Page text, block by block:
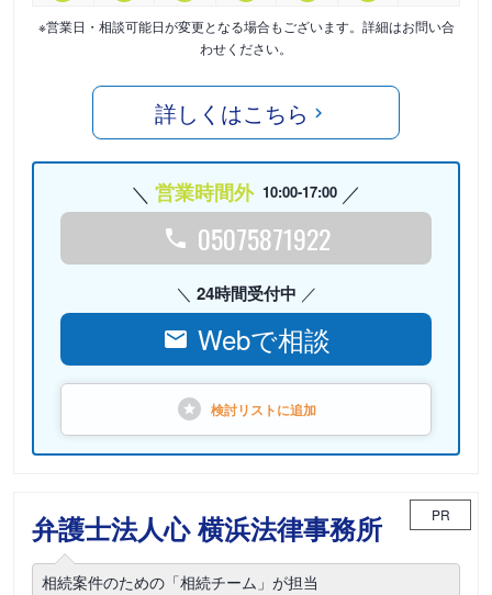
※営業日・相談可能日が変更となる場合もございます。詳細はお問い合
わせください。
詳しくはこちら
営業時間外 10:00-17:00
05075871922
24時間受付中
Webで相談
検討リストに追加
弁護士法人心 横浜法律事務所 PR
相続案件のための「相続チーム」が担当